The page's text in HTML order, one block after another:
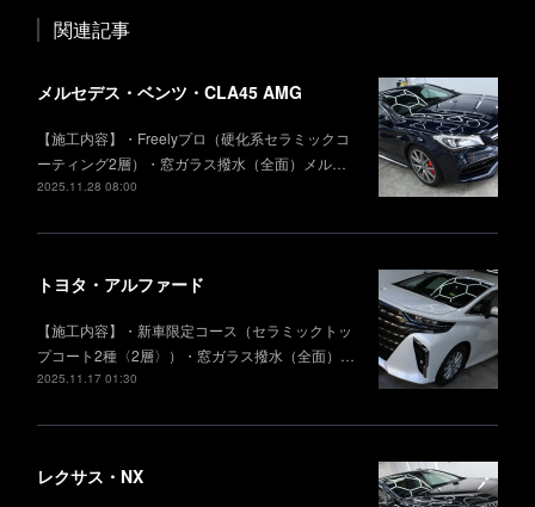
関連記事
メルセデス・ベンツ・CLA45 AMG
【施工内容】・Freelyプロ（硬化系セラミックコ
ーティング2層）・窓ガラス撥水（全面）メル…
2025.11.28 08:00
トヨタ・アルファード
【施工内容】・新車限定コース（セラミックトッ
プコート2種〈2層〉）・窓ガラス撥水（全面）…
2025.11.17 01:30
レクサス・NX